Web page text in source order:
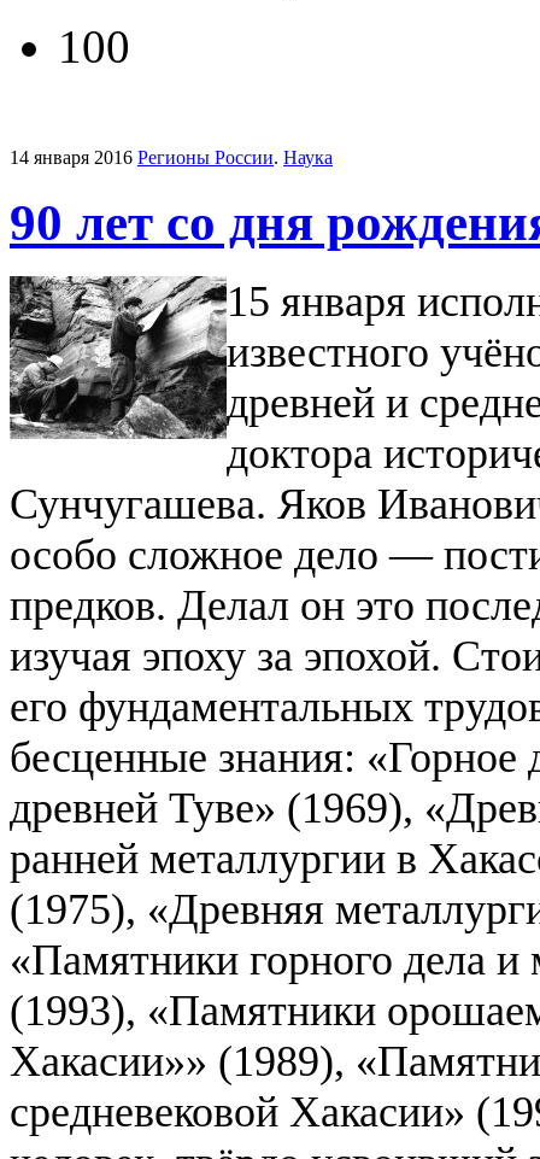
100
14 января 2016 Регионы России. Наука
90 лет со дня
15 января
известного
древней и
доктора
Сунчугашева. Яков
особо сложное дело —
предков. Делал он это
изучая эпоху за эпохой.
его фундаментальных
бесценные знания: «Горное
древней Туве» (1969),
ранней металлургии в
(1975), «Древняя
«Памятники горного дела
(1993), «Памятники
Хакасии»» (1989),
средневековой Хакасии»